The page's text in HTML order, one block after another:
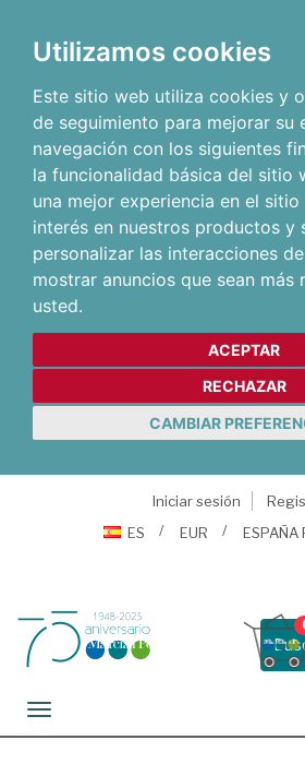
Utilizamos cookies
Este sitio web utiliza cookies y
de seguimiento para mejorar su
navegación con los siguientes
la funcionalidad básica del sitio
una mejor experiencia en el sitio
interés en nuestros productos y
personalizar las interacciones
mostrar anuncios que sean más
usted.
ACEPTAR
RECHAZAR
CAMBIAR
Iniciar sesión
ES
EUR ESPAÑA
Toggle navigation